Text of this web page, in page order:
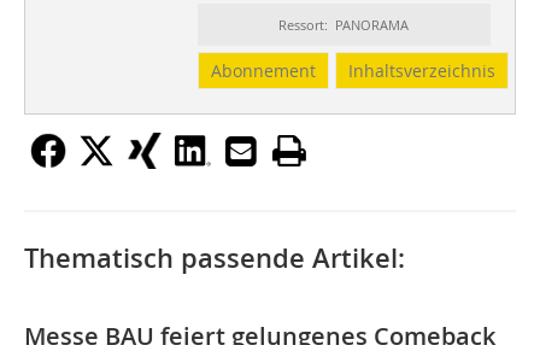
Ressort: PANORAMA
Abonnement Inhaltsverzeichnis
Thematisch passende Artikel:
Messe BAU feiert gelungenes Comeback